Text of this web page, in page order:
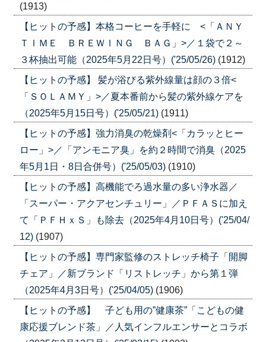
(1913)
【ヒットの予感】本格コーヒーを手軽に <「ＡＮＹ
ＴＩＭＥ ＢＲＥＷＩＮＧ ＢＡＧ」>／１袋で２～
３杯抽出可能（2025年5月22日号）('25/05/26) (1912)
【ヒットの予感】 髪が浴びる紫外線量は顔の３倍<
「ＳＯＬＡＭＹ」>／夏本番前から髪の紫外線ケアを
（2025年5月15日号）('25/05/21) (1911)
【ヒットの予感】強力消臭の乾燥剤<「カラッとヒー
ロー」>／「アンモニア臭」を約２時間で消臭（2025
年5月1日・8日合併号）('25/05/03) (1910)
【ヒットの予感】高機能でろ過水量の多い浄水器／
「スーパー・アクアセンチュリー」／ＰＦＡＳに加え
て「ＰＦＨｘＳ」も除去（2025年4月10日号）('25/04/
12) (1907)
【ヒットの予感】専門家監修のストレッチ椅子「開脚
チェア」／新ブランド「リストレッチ」から第１弾
（2025年4月3日号）('25/04/05) (1906)
【ヒットの予感】 子ども用の”健康茶”「こどもの健
康応援ブレンド茶」／人気インフルエンサーとコラボ